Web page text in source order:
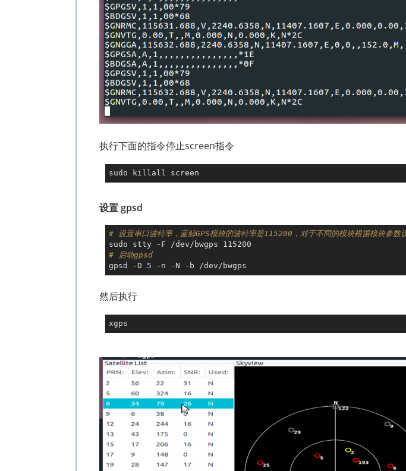
执行下面的指令停止screen指令
设置 gpsd
# 设置串口波特率，蓝鲸GPS模块的波特率是115200，对于不同的模块根据模块参数设
# 启动gpsd
然后执行